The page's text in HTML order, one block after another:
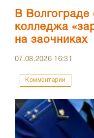
В Волгограде
колледжа
на заочниках
07.08.2026 16:31
Комментарии